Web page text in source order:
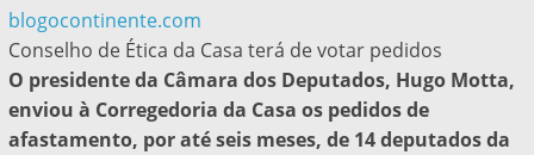
blogocontinente.com
Conselho de Ética da Casa terá de votar pedidos
O presidente da Câmara dos Deputados, Hugo Motta,
enviou à Corregedoria da Casa os pedidos de
afastamento, por até seis meses, de 14 deputados da